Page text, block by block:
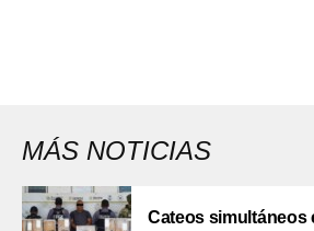
MÁS NOTICIAS
Cateos simultáneos